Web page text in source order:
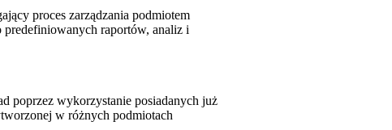
proces zarządzania podmiotem
predefiniowanych raportów, analiz i
poprzez wykorzystanie posiadanych już
w różnych podmiotach